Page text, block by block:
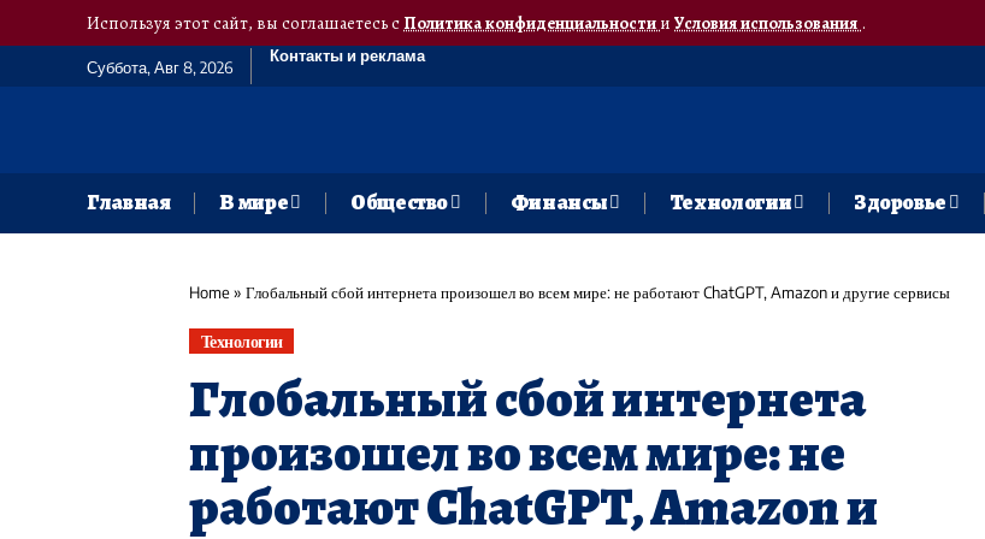
Используя этот сайт, вы соглашаетесь сПолитика конфиденциальностии Условия использования.
Суббота, Авг 8, 2026
Контакты и реклама
Главная В мире Общество Финансы Технологии Здоровье
Home» Глобальный сбой интернета произошел во всем мире: не работают ChatGPT, Amazon и другие сервисы
Технологии
Глобальный сбой интернета
произошел во всем мире: не
работают ChatGPT, Amazon и